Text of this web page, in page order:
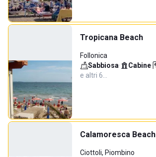
Tropicana Beach
Follonica
Sabbiosa· Cabine·
e altri 6…
Calamoresca Beach
Ciottoli, Piombino